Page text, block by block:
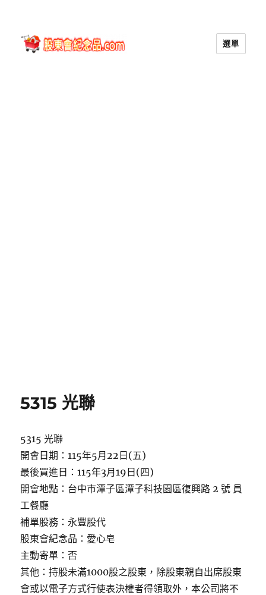
選單
5315 光聯
5315 光聯
開會日期：115年5月22日(五)
最後買進日：115年3月19日(四)
開會地點：台中市潭子區潭子科技園區復興路 2 號 員
工餐廳
補單股務：永豐股代
股東會紀念品：愛心皂
主動寄單：否
其他：持股未滿1000股之股東，除股東親自出席股東
會或以電子方式行使表決權者得領取外，本公司將不